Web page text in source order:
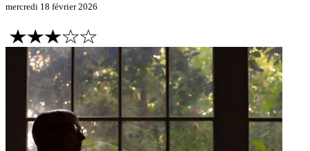
mercredi 18 février 2026